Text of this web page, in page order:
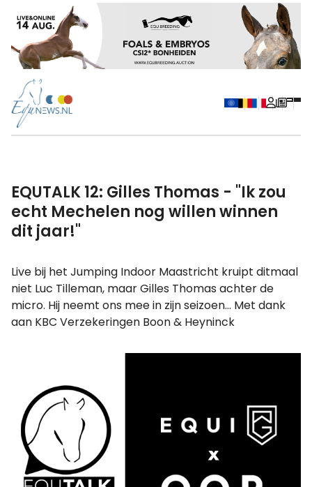
EQUTALK 12: Gilles Thomas - "Ik zou
echt Mechelen nog willen winnen
dit jaar!"
Live bij het Jumping Indoor Maastricht kruipt ditmaal
niet Luc Tilleman, maar Gilles Thomas achter de
micro. Hij neemt ons mee in zijn seizoen... Met dank
aan KBC Verzekeringen Boon & Heyninck